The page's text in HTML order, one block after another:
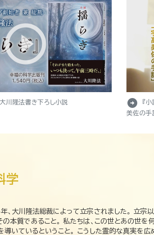
川隆法書き下ろし小説 arrow_circle_right
『
美佐の手
大川隆法総裁によって立宗されました。 立宗以
の本質であること。 私たちは、この世とあの世
導いているということ。 こうした霊的な真実を